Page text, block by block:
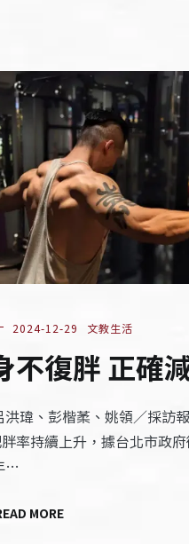
2024-12-29 文教生活
不復胖 正確
洪瑋、彭楷葇、姚領／採訪
率持續上升，據台北市政府
…
MORE